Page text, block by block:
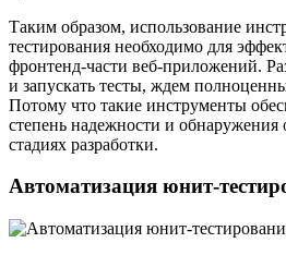
Таким образом, использование
тестирования необходимо для
фронтенд-части веб-приложений.
и запускать тесты, ждем
Потому что такие инструменты
степень надежности и
стадиях разработки.
Автоматизация юнит-